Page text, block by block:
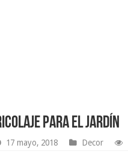
para el Jardín
17 mayo, 2018 Decor